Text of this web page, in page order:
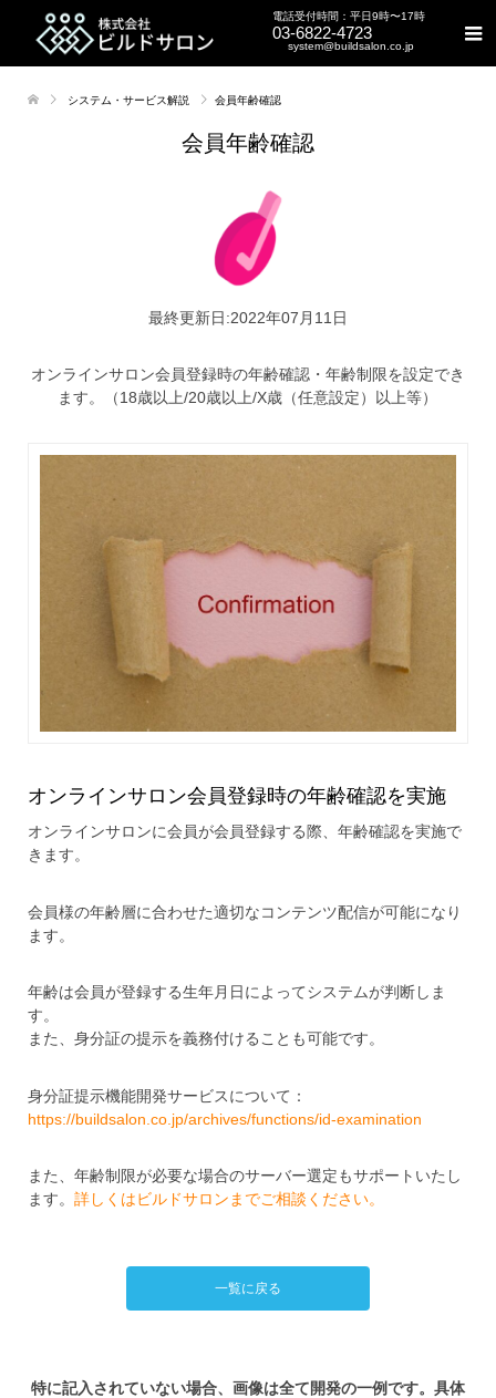
電話受付時間：平日9時〜17時
03-6822-4723
system@buildsalon.co.jp
システム・サービス解説 会員年齢確認
会員年齢確認
最終更新日:2022年07月11日
オンラインサロン会員登録時の年齢確認・年齢制限を設定でき
ます。（18歳以上/20歳以上/X歳（任意設定）以上等）
オンラインサロン会員登録時の年齢確認を実施
オンラインサロンに会員が会員登録する際、年齢確認を実施で
きます。
​会員様の年齢層に合わせた適切なコンテンツ配信が可能になり
ます。
年齢は会員が登録する生年月日によってシステムが判断しま
す。
また、身分証の提示を義務付けることも可能です。
身分証提示機能開発サービスについて：
https://buildsalon.co.jp/archives/functions/id-examination
また、年齢制限が必要な場合のサーバー選定もサポートいたし
ます。 詳しくはビルドサロンまでご相談ください。
一覧に戻る
特に記入されていない場合、画像は全て開発の一例です。具体